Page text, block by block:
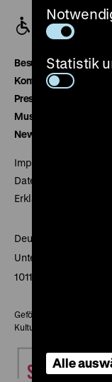
Besucherservice
Kontakt
Presse
Museumsverein
Newsletter
Impressum
Datenschutz
Erklärung digitale
Deutsches
Unter den Linden 2
10117 Berlin
Gefördert mit Mitteln des
Kultur und Medien
Statistik
Alle